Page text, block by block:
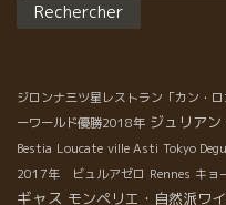
ジロンナ三ツ星レストラン「カン・ロ
ーワールド優勝2018年 ジュリア
Bestia Loucate ville Asti Tokyo
2017年 ビュルアゼロ Rennes キョ
ギャス モンペリエ・自然派ワ